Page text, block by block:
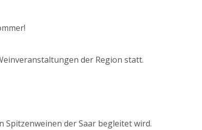
der Region statt.
Spitzenweinen der Saar begleitet wird.